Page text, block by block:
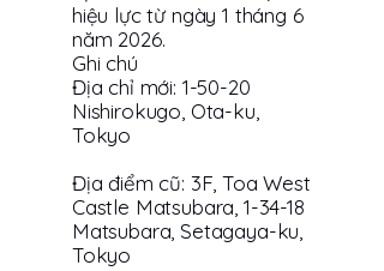
hiệu lực từ ngày 1 tháng 6
năm 2026.
Ghi chú
Địa chỉ mới: 1-50-20
Nishirokugo, Ota-ku,
Tokyo
Địa điểm cũ: 3F, Toa West
Castle Matsubara, 1-34-18
Matsubara, Setagaya-ku,
Tokyo